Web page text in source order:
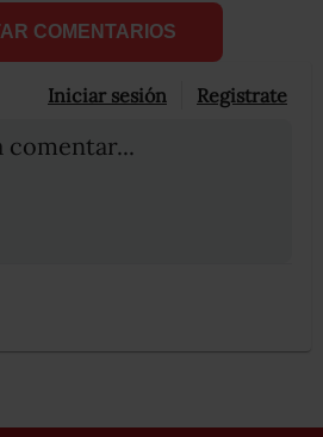
COMENTARIOS
Iniciar sesión Registrate
comentar...